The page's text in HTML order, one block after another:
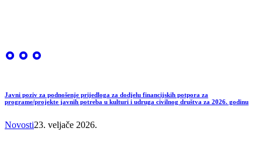
Javni poziv za podnošenje prijedloga za dodjelu financijskih potpora za
programe/projekte javnih potreba u kulturi i udruga civilnog društva za 2026. godinu
Novosti23. veljače 2026.